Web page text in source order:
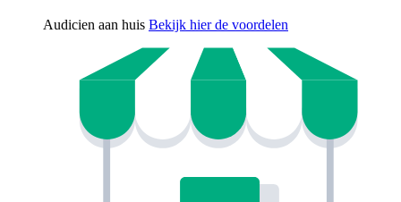
Audicien aan huis Bekijk hier de voordelen